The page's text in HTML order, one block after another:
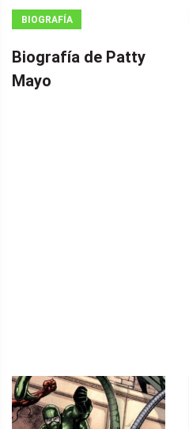
BIOGRAFÍA
Biografía de Patty
Mayo